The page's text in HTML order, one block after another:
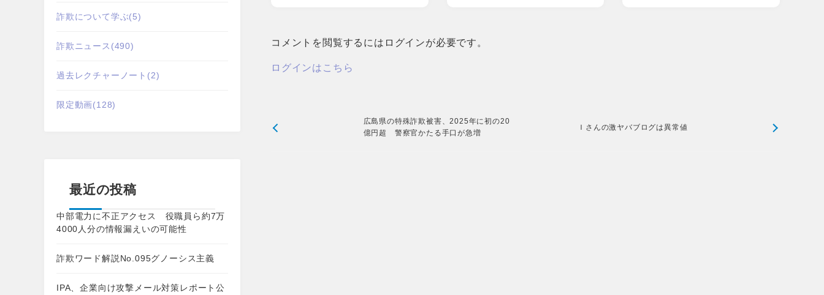
コメントを閲覧するにはログインが必要です。
ログインはこちら
広島県の特殊詐欺被害、2025年に初の20
億円超 警察官かたる手口が急増
Ｉさんの激ヤバブログは異常値
詐欺について学ぶ(5)
詐欺ニュース (490)
過去レクチャーノート (2)
限定動画(128)
最近の投稿
中部電力に不正アクセス 役職員ら約7万
4000人分の情報漏えいの可能性
詐欺ワード解説No.095グノーシス主義
IPA、企業向け攻撃メール対策レポート公